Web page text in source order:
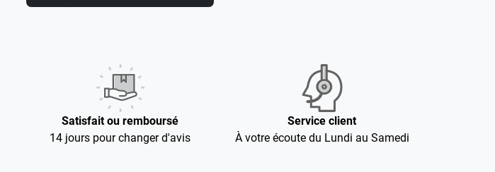
Satisfait ou remboursé
14 jours pour changer d'avis
Service client
À votre écoute du Lundi au Samedi